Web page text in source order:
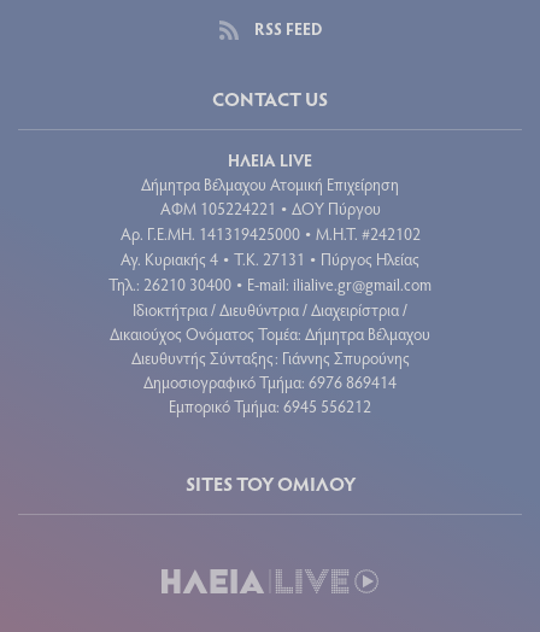
RSS FEED
CONTACT US
ΗΛΕΙΑ LIVE
Δήμητρα Βέλμαχου Ατομική Επιχείρηση
ΑΦΜ 105224221 • ΔΟΥ Πύργου
Aρ. Γ.Ε.ΜΗ. 141319425000 • Μ.Η.Τ. #242102
Αγ. Κυριακής 4 • Τ.Κ. 27131 • Πύργος Ηλείας
Τηλ.: 26210 30400 • E-mail: ilialive.gr@gmail.com
Ιδιοκτήτρια / Διευθύντρια / Διαχειρίστρια /
Δικαιούχος Ονόματος Τομέα: Δήμητρα Βέλμαχου
Διευθυντής Σύνταξης: Γιάννης Σπυρούνης
Δημοσιογραφικό Τμήμα: 6976 869414
Εμπορικό Τμήμα: 6945 556212
SITES ΤΟΥ ΟΜΙΛΟΥ